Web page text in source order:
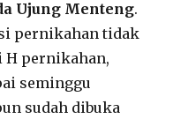
Ujung Menteng.
pernikahan tidak
H pernikahan,
seminggu
sudah dibuka